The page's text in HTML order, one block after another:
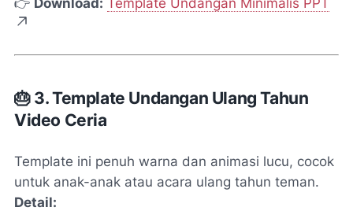
🎂 3. Template Undangan Ulang Tahun
Video Ceria
Template ini penuh warna dan animasi lucu, cocok
untuk anak-anak atau acara ulang tahun teman.
Detail: